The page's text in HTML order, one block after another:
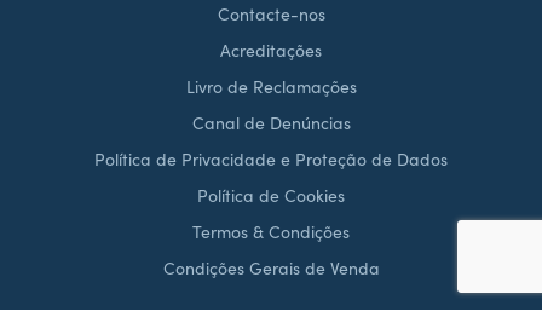
Contacte-nos
Acreditações
Livro de Reclamações
Canal de Denúncias
Política de Privacidade e Proteção de Dados
Política de Cookies
Termos & Condições
Condições Gerais de Venda